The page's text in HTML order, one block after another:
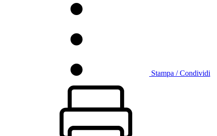
Stampa / Condividi